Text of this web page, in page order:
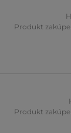
Produkt
Produkt